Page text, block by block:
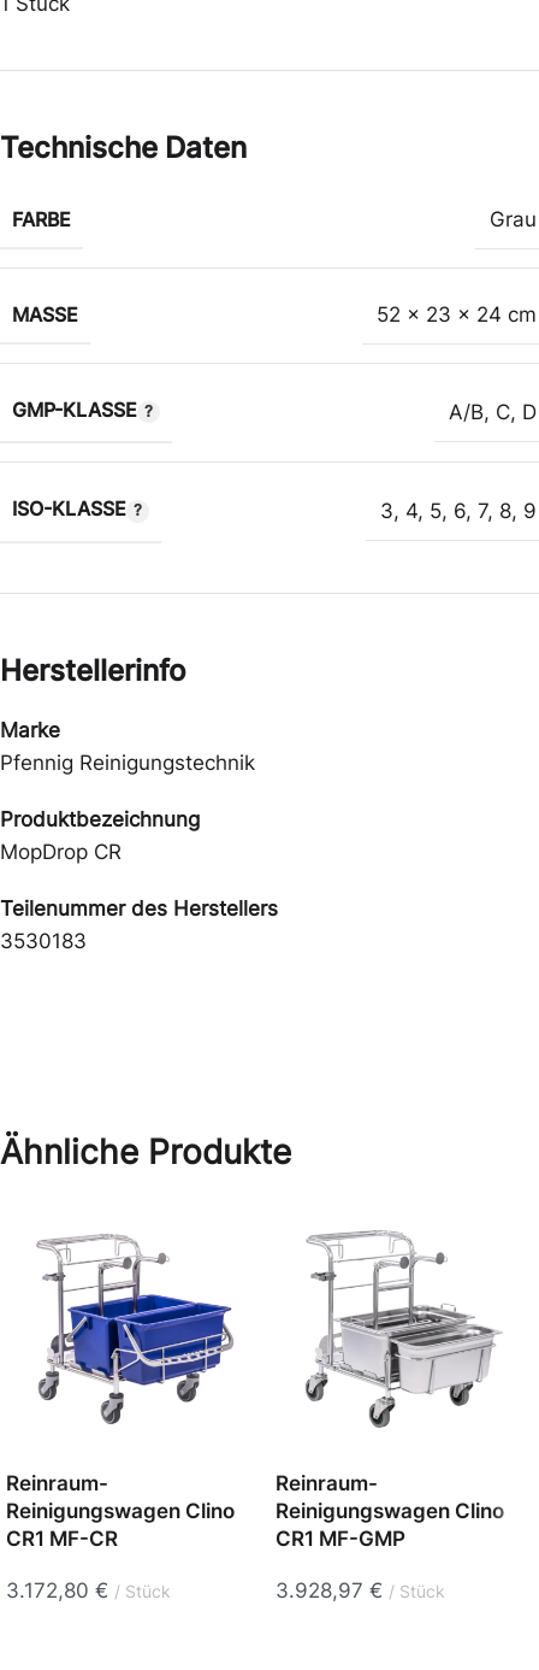
Technische Daten
FARBE Grau
MASSE 52 x 23 x 24 cm
GMP-KLASSE A/B, C, D
ISO-KLASSE 3, 4, 5, 6, 7, 8, 9
Herstellerinfo
Marke
Pfennig Reinigungstechnik
Produktbezeichnung
MopDrop CR
Teilenummer des Herstellers
3530183
Ähnliche Produkte
Reinraum-
Reinigungswagen Clino
CR1 MF-CR
3.172,80 € Stück
Reinraum-
Reinigungswagen Clino
CR1 MF-GMP
3.928,97 € Stück